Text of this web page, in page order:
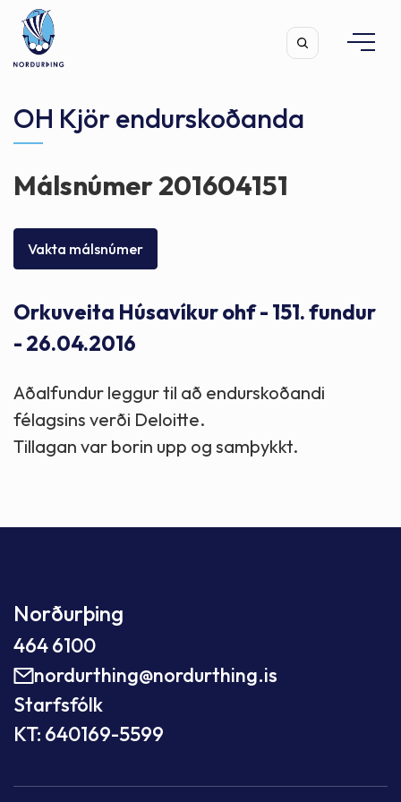
Leita
OH Kjör endurskoðanda
Málsnúmer 201604151
Vakta málsnúmer
Orkuveita Húsavíkur ohf - 151. fundur
- 26.04.2016
Aðalfundur leggur til að endurskoðandi
félagsins verði Deloitte.
Tillagan var borin upp og samþykkt.
Norðurþing
464 6100
nordurthing@nordurthing.is
Starfsfólk
KT: 640169-5599